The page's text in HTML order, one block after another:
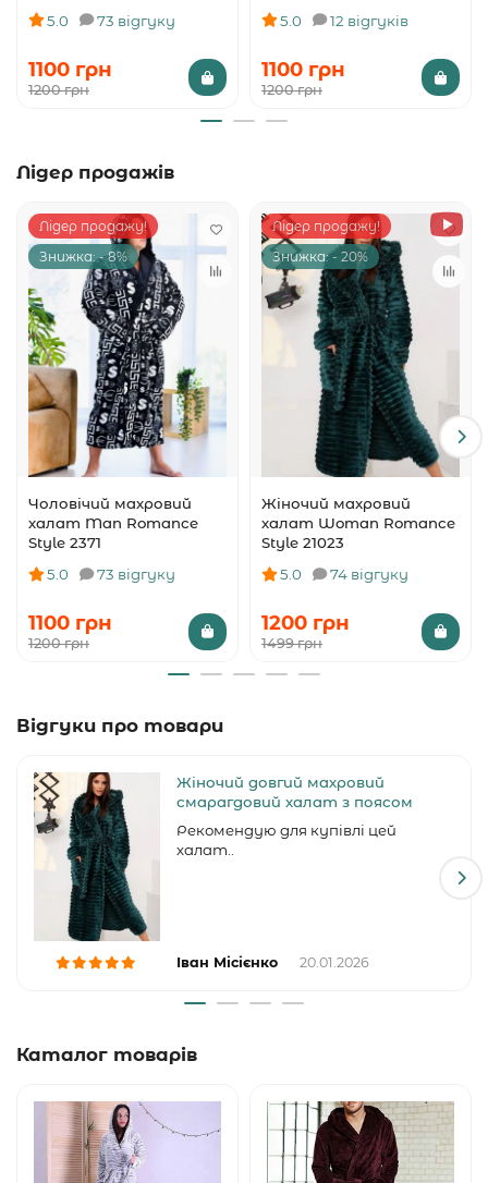
5.0
73 відгуку
1100 грн
1200 грн
5.0
12 відгуків
1100 грн
1200 грн
Лідер продажів
Лідер продажу!
Знижка: - 8%
Чоловічий махровий
халат Man Romance
Style 2371
5.0
73 відгуку
1100 грн
1200 грн
Лідер продажу!
Знижка: - 20%
Жіночий махровий
халат Woman Romance
Style 21023
5.0
74 відгуку
1200 грн
1499 грн
Відгуки про товари
Жіночий довгий махровий
смарагдовий халат з поясом
Рекомендую для купівлі цей
халат..
Іван Місієнко 20.01.2026
Каталог товарів